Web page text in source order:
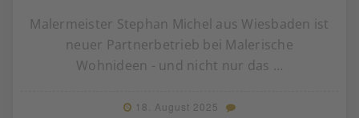
Malermeister Stephan Michel aus Wiesbaden ist
neuer Partnerbetrieb bei Malerische
Wohnideen - und nicht nur das …
18. August 2025